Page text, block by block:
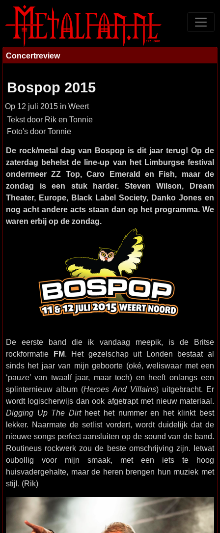
Concertreview
Bospop 2015
Op 12 juli 2015 in Weert
Tekst door Rik en Tonnie
Foto's door Tonnie
De rock/metal dag van Bospop is dit jaar terug! Op de
zaterdag behelst de line-up van het Limburgse festival
ondermeer ZZ Top, Caro Emerald en Fish, maar de
zondag is een stuk harder. Steven Wilson, Dream
Theater, Europe, Black Label Society, Danko Jones en
nog acht andere acts staan dan op het programma. We
waren erbij op de zondag.
De eerste band die ik vandaag meepik, is de Britse
rockformatie FM. Het gezelschap uit Londen bestaat al
sinds het jaar van mijn geboorte (oké, weliswaar met een
‘pauze’ van twaalf jaar, maar toch) en heeft onlangs een
splinternieuw album (Heroes And Villains) uitgebracht. Er
wordt logischerwijs dan ook afgetrapt met nieuw materiaal.
Digging Up The Dirtheet het nummer en het klinkt best
lekker. Naarmate de setlist vordert, wordt duidelijk dat de
nieuwe songs perfect aansluiten op de sound van de band.
Routineus rockwerk zou de beste omschrijving zijn. Ietwat
oubollig voor mijn smaak, met een iets te hoog
huisvadergehalte, maar de heren brengen hun muziek met
stijl. (Rik)